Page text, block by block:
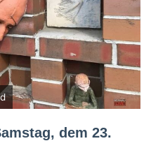
dem 23.